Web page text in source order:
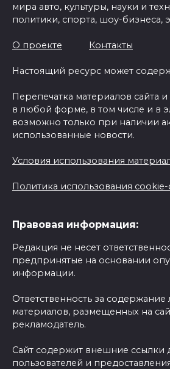
мира авто, культуры, науки и
политики, спорта, шоу-бизнеса,
О проекте Контакты
Настоящий ресурс может
Перепечатка материалов сайта
в любой форме, в том числе и в
возможно только при наличии
использованные новости.
Условия использования
Политика использования
Правовая информация:
Редакция не несет
предпринятые на основании
информации.
Ответственность за
материалов, размещенных на
рекламодатель.
Сайт содержит внешние ссылки
пользователей и